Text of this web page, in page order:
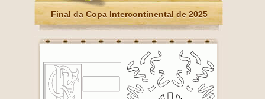
Final da Copa Intercontinental de 2025